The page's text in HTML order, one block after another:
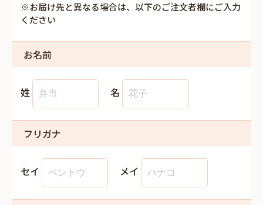
※お届け先と異なる場合は、以下のご注文者欄にご入力
ください
お名前
姓 名
フリガナ
セイ メイ